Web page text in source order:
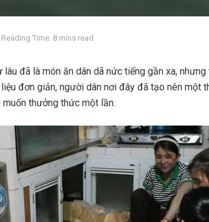
Reading Time: 8 mins read
lâu đã là món ăn dân dã nức tiếng gần xa,
đơn giản, người dân nơi đây đã tạo nên
thưởng thức một lần.